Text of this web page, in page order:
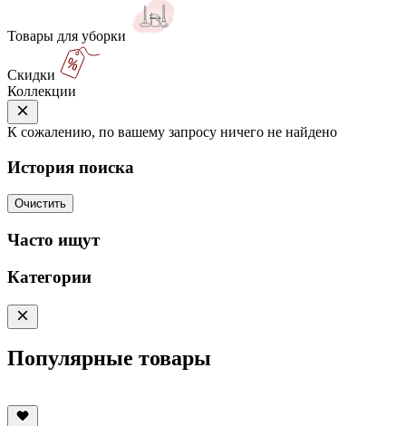
Товары для уборки
Скидки
Коллекции
К сожалению, по вашему запросу ничего не найдено
История поиска
Очистить
Часто ищут
Категории
Популярные товары